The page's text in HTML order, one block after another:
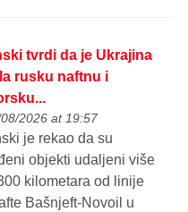
tvrdi da je Ukrajina
rusku naftnu i
2026 at 19:57
je rekao da su
objekti udaljeni više
kilometara od linije
Bašnjeft-Novoil u